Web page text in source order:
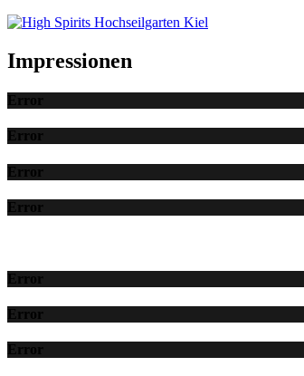
Impressionen
Error
Error
Error
Error
Error
Error
Error